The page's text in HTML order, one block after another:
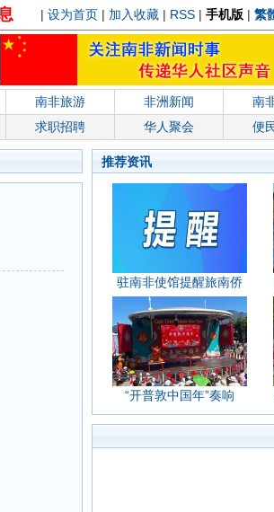
| 设为首页 | 加入收藏 | RSS | 手机版 | 繁
南非旅游 非洲新闻 南
求职招聘 华人聚会 便
推荐资讯
驻南非使馆提醒旅南侨
“开普敦中国年”奏响